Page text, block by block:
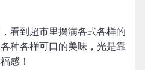
看到超市里摆满各式各样的
种各样可口的美味，光是靠
感！